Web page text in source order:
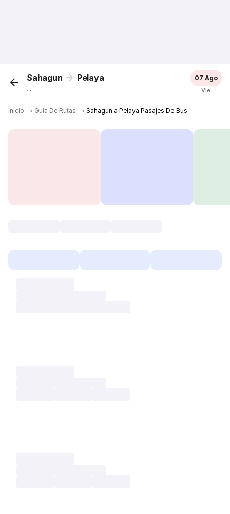
Sahagun Pelaya
...
07 Ago
Vie
Inicio ＞ Guía De Rutas ＞ Sahagun a Pelaya Pasajes De Bus